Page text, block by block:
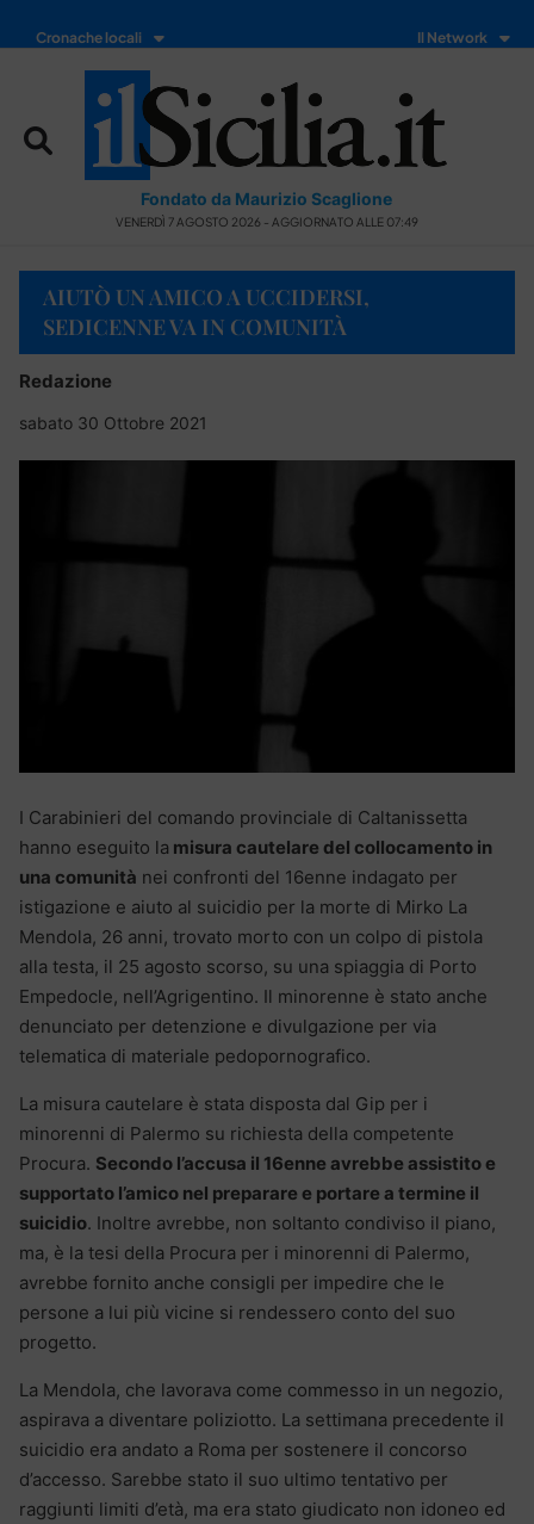
Cronache locali Il Network
Fondato da Maurizio Scaglione
VENERDÌ 7 AGOSTO 2026 - AGGIORNATO ALLE 07:49
AIUTÒ UN AMICO A UCCIDERSI,
SEDICENNE VA IN COMUNITÀ
Redazione
sabato 30 Ottobre 2021
I Carabinieri del comando provinciale di Caltanissetta
hanno eseguito la misura cautelare del collocamento in
una comunità nei confronti del 16enne indagato per
istigazione e aiuto al suicidio per la morte di Mirko La
Mendola, 26 anni, trovato morto con un colpo di pistola
alla testa, il 25 agosto scorso, su una spiaggia di Porto
Empedocle, nell’Agrigentino. Il minorenne è stato anche
denunciato per detenzione e divulgazione per via
telematica di materiale pedopornografico.
La misura cautelare è stata disposta dal Gip per i
minorenni di Palermo su richiesta della competente
Procura. Secondo l’accusa il 16enne avrebbe assistito e
supportato l’amico nel preparare e portare a termine il
suicidio. Inoltre avrebbe, non soltanto condiviso il piano,
ma, è la tesi della Procura per i minorenni di Palermo,
avrebbe fornito anche consigli per impedire che le
persone a lui più vicine si rendessero conto del suo
progetto.
La Mendola, che lavorava come commesso in un negozio,
aspirava a diventare poliziotto. La settimana precedente il
suicidio era andato a Roma per sostenere il concorso
d’accesso. Sarebbe stato il suo ultimo tentativo per
raggiunti limiti d’età, ma era stato giudicato non idoneo ed